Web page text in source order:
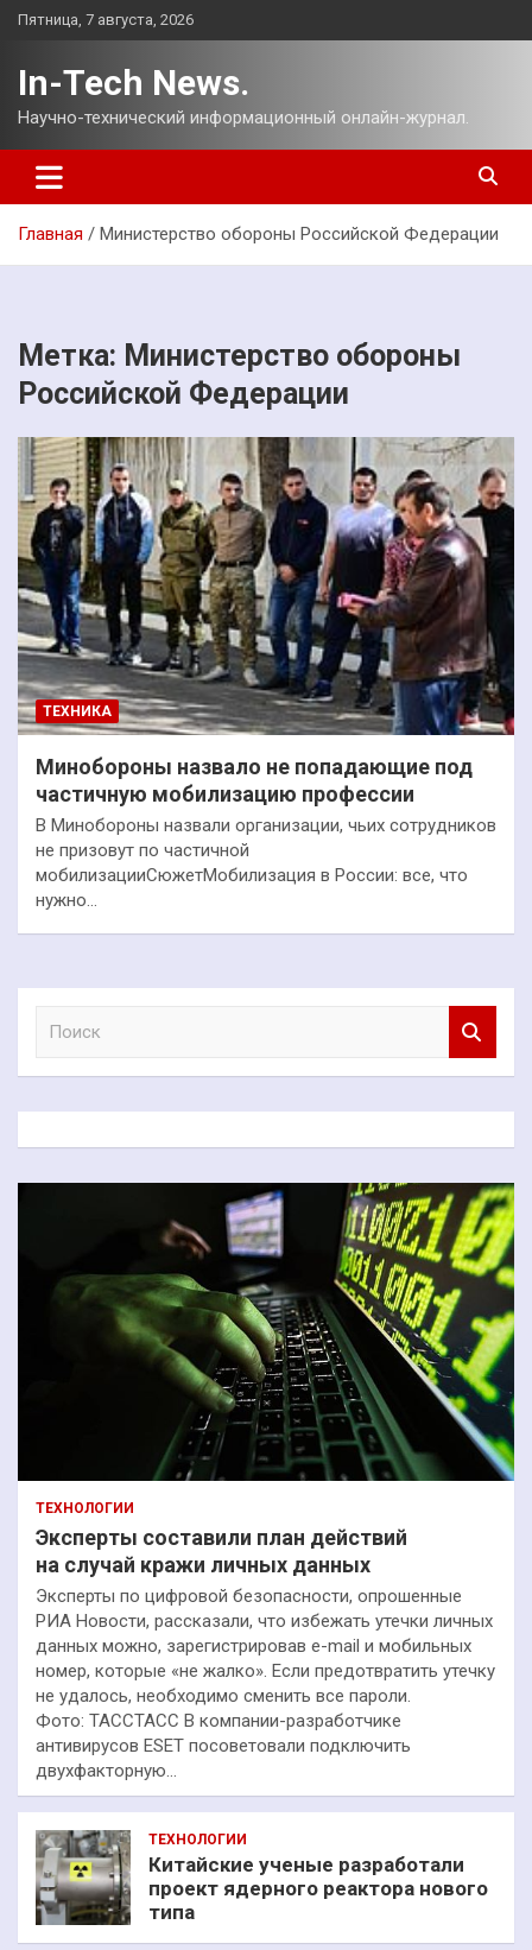
Перейти
Пятница, 7 августа, 2026
In-Tech News.
Научно-технический информационный онлайн-журнал.
Главная Министерство обороны Российской Федерации
Метка: Министерство обороны
Российской Федерации
ТЕХНИКА
Минобороны назвало не попадающие под
частичную мобилизацию профессии
В Минобороны назвали организации, чьих сотрудников
не призовут по частичной
мобилизацииСюжетМобилизация в России: все, что
нужно…
к
ТЕХНОЛОГИИ
Эксперты составили план действий
на случай кражи личных данных
Эксперты по цифровой безопасности, опрошенные
РИА Новости, рассказали, что избежать утечки личных
данных можно, зарегистрировав e-mail и мобильных
номер, которые «не жалко». Если предотвратить утечку
не удалось, необходимо сменить все пароли.
Фото: ТАССТАСС В компании-разработчике
антивирусов ESET посоветовали подключить
двухфакторную…
ТЕХНОЛОГИИ
Китайские ученые разработали
проект ядерного реактора нового
типа